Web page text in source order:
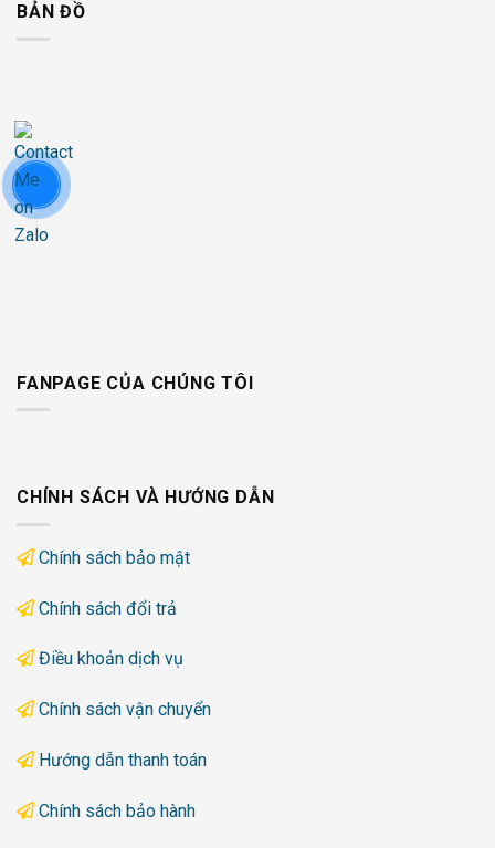
BẢN ĐỒ
FANPAGE CỦA CHÚNG TÔI
CHÍNH SÁCH VÀ HƯỚNG DẪN
Chính sách bảo mật
Chính sách đổi trả
Điều khoản dịch vụ
Chính sách vận chuyển
Hướng dẫn thanh toán
Chính sách bảo hành